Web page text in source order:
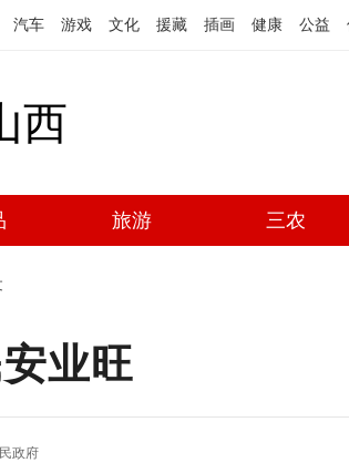
汽车 游戏 文化 援藏 插画 健康 公益
西
旅游 三农
业旺
政府